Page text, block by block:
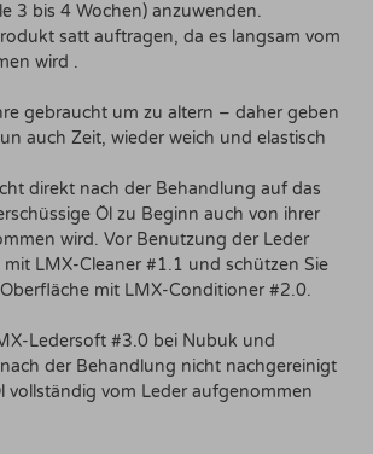
3 bis 4 Wochen) anzuwenden.
satt auftragen, da es langsam vom
wird .
gebraucht um zu altern – daher geben
auch Zeit, wieder weich und elastisch
direkt nach der Behandlung auf das
Öl zu Beginn auch von ihrer
wird. Vor Benutzung der Leder
mit LMX-Cleaner #1.1 und schützen Sie
mit LMX-Conditioner #2.0.
Ledersoft #3.0 bei Nubuk und
der Behandlung nicht nachgereinigt
vollständig vom Leder aufgenommen